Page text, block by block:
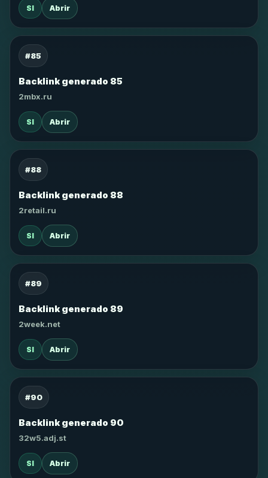
SI Abrir
#85
Backlink generado 85
2mbx.ru
SI Abrir
#88
Backlink generado 88
2retail.ru
SI Abrir
#89
Backlink generado 89
2week.net
SI Abrir
#90
Backlink generado 90
32w5.adj.st
SI Abrir